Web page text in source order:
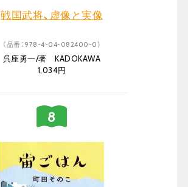
戦国武将、虚像と実像
（品番：978-4-04-082400-0）
呉座勇一/著 KADOKAWA
1,034円